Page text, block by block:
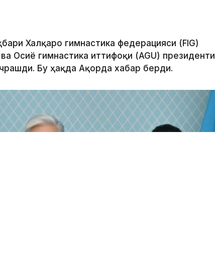
Халқаро гимнастика федерацияси (FIG)
Осиё гимнастика иттифоқи (AGU) президенти
Бу ҳақда Ақорда хабар берди.